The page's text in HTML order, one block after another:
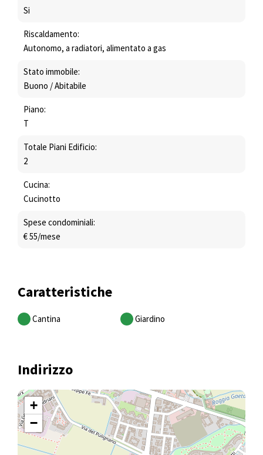
Si
Riscaldamento:
Autonomo, a radiatori, alimentato a gas
Stato immobile:
Buono / Abitabile
Piano:
T
Totale Piani Edificio:
2
Cucina:
Cucinotto
Spese condominiali:
€ 55/mese
Caratteristiche
Cantina Giardino
Indirizzo
+
−